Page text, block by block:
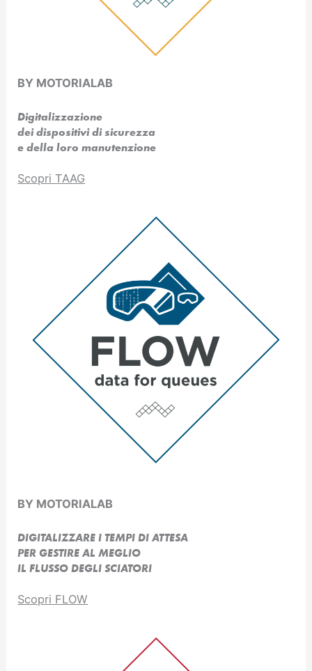
BY MOTORIALAB
Digitalizzazione
dei dispositivi di sicurezza
e della loro manutenzione
Scopri TAAG
BY MOTORIALAB
DIGITALIZZARE I TEMPI DI ATTESA
PER GESTIRE AL MEGLIO
IL FLUSSO DEGLI SCIATORI
Scopri FLOW